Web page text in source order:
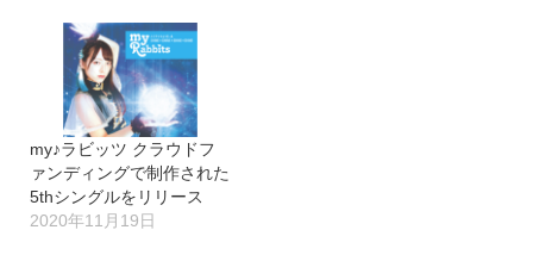
my♪ラビッツ クラウドフ
ァンディングで制作された
5thシングルをリリース
2020年11月19日